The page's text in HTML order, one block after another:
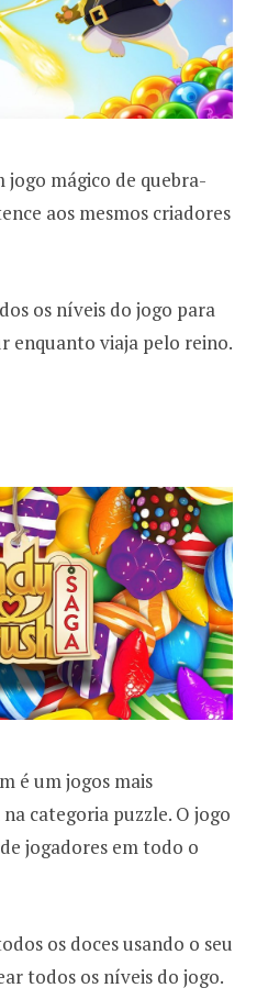
jogo mágico de quebra-
aos mesmos criadores
os níveis do jogo para
enquanto viaja pelo reino.
é um jogos mais
categoria puzzle. O jogo
jogadores em todo o
os doces usando o seu
todos os níveis do jogo.